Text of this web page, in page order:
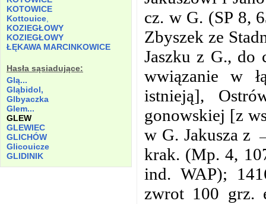
KOTOWICE
Kottouice
KOZIEGŁOWY
KOZIEGŁOWY
ŁĘKAWA MARCINKOWICE
Hasła sąsiadujące:
Glą...
Gląbidol,
Glbyaczka
Glem...
GLEW
GLEWIEC
GLICHÓW
Glicouicze
GLIDINIK
cz. w G. (SP 8,
Zbyszek ze
Jaszku z G., do
wwiązanie w
istnieją],
gonowskiej [z
w G. Jakusza z
krak. (Mp. 4,
ind. WAP);
zwrot 100 grz.